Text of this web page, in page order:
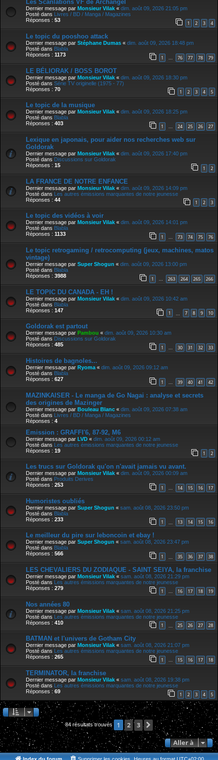
Les Scanlations VF de Archangel
Dernier message par Monsieur Vilak « dim. août 09, 2026 21:05 pm
Posté dans Livres / BD / Manga / Magazines
Réponses : 53 1 2 3 4
Le topic du pooshoo attack
Dernier message par Stéphane Dumas « dim. août 09, 2026 18:48 pm
Posté dans Blabla
Réponses : 1173 1 … 76 77 78 79
LE BÉLIORAK / BOSS BOROT
Dernier message par Monsieur Vilak « dim. août 09, 2026 18:30 pm
Posté dans Série TV originelle (1975 - 77)
Réponses : 70 1 2 3 4 5
Le topic de la musique
Dernier message par Monsieur Vilak « dim. août 09, 2026 18:25 pm
Posté dans Blabla
Réponses : 403 1 … 24 25 26 27
Lexique en japonais, pour aider nos recherches web sur
Goldorak
Dernier message par Monsieur Vilak « dim. août 09, 2026 17:40 pm
Posté dans Discussions sur Goldorak
Réponses : 15 1 2
LA FRANCE DE NOTRE ENFANCE
Dernier message par Monsieur Vilak « dim. août 09, 2026 14:09 pm
Posté dans Les autres émissions marquantes de notre jeunesse
Réponses : 44 1 2 3
Le topic des vidéos à voir
Dernier message par Monsieur Vilak « dim. août 09, 2026 14:01 pm
Posté dans Blabla
Réponses : 1133 1 … 73 74 75 76
Le topic retrogaming / retrocomputing (jeux, machines, matos
vintage)
Dernier message par Super Shogun « dim. août 09, 2026 13:00 pm
Posté dans Blabla
Réponses : 3988 1 … 263 264 265 266
LE TOPIC DU CANADA - EH !
Dernier message par Monsieur Vilak « dim. août 09, 2026 10:42 am
Posté dans Blabla
Réponses : 147 1 7 8 9 10
Goldorak est partout
Dernier message par Pambou « dim. août 09, 2026 10:30 am
Posté dans Discussions sur Goldorak
Réponses : 485 1 … 30 31 32 33
Histoires de bagnoles...
Dernier message par Ryoma « dim. août 09, 2026 09:12 am
Posté dans Blabla
Réponses : 627 1 39 40 41 42
MAZINKAISER - Le manga de Go Nagai : analyse et secrets
des origines de Mazinger
Dernier message par Bouleau Blanc « dim. août 09, 2026 07:38 am
Posté dans Livres / BD / Manga / Magazines
Réponses : 4
Emission : GRAFFI'6, 87-92, M6
Dernier message par LVD « dim. août 09, 2026 00:12 am
Posté dans Les autres émissions marquantes de notre jeunesse
Réponses : 19 1 2
Les trucs sur Goldorak qu'on n'avait jamais vu avant.
Dernier message par Monsieur Vilak « dim. août 09, 2026 00:09 am
Posté dans Produits Derives
Réponses : 253 1 … 14 15 16 17
Humoristes oubliés
Dernier message par Super Shogun « sam. août 08, 2026 23:50 pm
Posté dans Blabla
Réponses : 233 1 13 14 15 16
Le meilleur du pire sur leboncoin et ebay !
Dernier message par Super Shogun « sam. août 08, 2026 23:47 pm
Posté dans Blabla
Réponses : 566 1 35 36 37 38
LES CHEVALIERS DU ZODIAQUE - SAINT SEIYA, la franchise
Dernier message par Monsieur Vilak « sam. août 08, 2026 21:29 pm
Posté dans Les autres émissions marquantes de notre jeunesse
Réponses : 279 1 … 16 17 18 19
Nos années 80
Dernier message par Monsieur Vilak « sam. août 08, 2026 21:25 pm
Posté dans Les autres émissions marquantes de notre jeunesse
Réponses : 410 1 25 26 27 28
BATMAN et l'univers de Gotham City
Dernier message par Monsieur Vilak « sam. août 08, 2026 21:07 pm
Posté dans
Les autres émissions marquantes de notre jeunesse
Réponses : 265 1 … 15 16 17 18
TERMINATOR, la franchise
Dernier message par Monsieur Vilak « sam. août 08, 2026 19:38 pm
Posté dans Les autres émissions marquantes de notre jeunesse
Réponses : 69 1 2 3 4 5
84 résultats trouvés 1 2 3
Suivante
Aller à